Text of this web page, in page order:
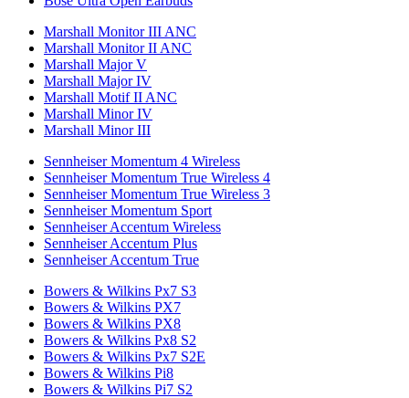
Marshall Monitor III ANC
Marshall Monitor II ANC
Marshall Major V
Marshall Major IV
Marshall Motif II ANC
Marshall Minor IV
Marshall Minor III
Sennheiser Momentum 4 Wireless
Sennheiser Momentum True Wireless 4
Sennheiser Momentum True Wireless 3
Sennheiser Momentum Sport
Sennheiser Accentum Wireless
Sennheiser Accentum Plus
Sennheiser Accentum True
Bowers & Wilkins Px7 S3
Bowers & Wilkins PX7
Bowers & Wilkins PX8
Bowers & Wilkins Px8 S2
Bowers & Wilkins Px7 S2E
Bowers & Wilkins Pi8
Bowers & Wilkins Pi7 S2